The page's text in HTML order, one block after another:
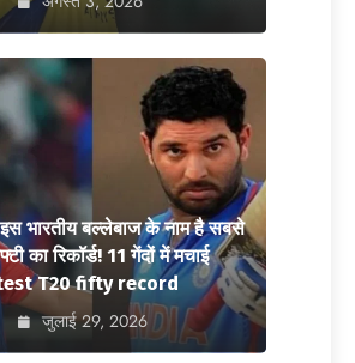
भारतीय बल्लेबाज के नाम है सबसे
का रिकॉर्ड! 11 गेंदों में मचाई
T20 fifty record
जुलाई 29, 2026